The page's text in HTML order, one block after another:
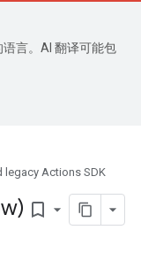
言。AI 翻译可能包
Actions SDK
bookmark_border